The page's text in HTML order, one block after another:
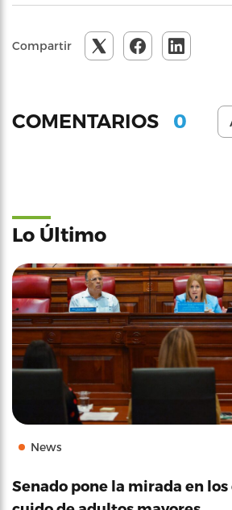
Compartir
COMENTARIOS 0
Lo Último
News
Senado pone la mirada en